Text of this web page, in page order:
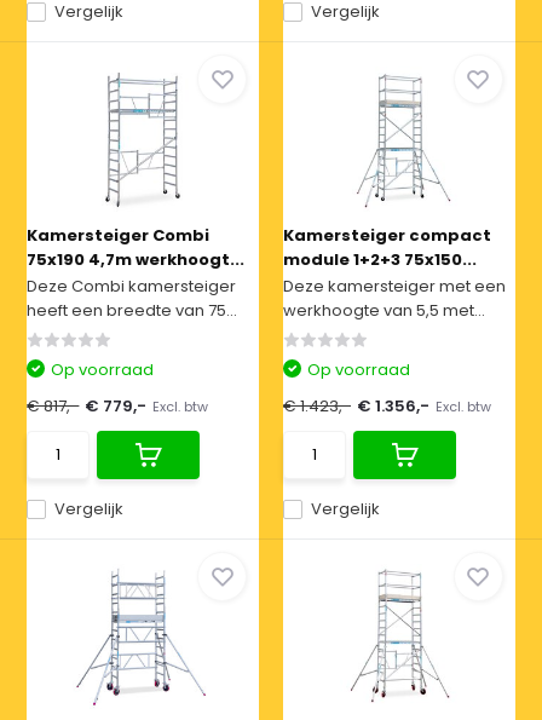
Vergelijk Vergelijk
Kamersteiger Combi
75x190 4,7m werkhoogt...
Deze Combi kamersteiger
heeft een breedte van 75...
Vergelijk
Op voorraad
€ 817,- € 779,- Excl. btw
Kamersteiger compact
module 1+2+3 75x150...
Deze kamersteiger met een
werkhoogte van 5,5 met...
Vergelijk
Op voorraad
€ 1.423,- € 1.356,- Excl. btw